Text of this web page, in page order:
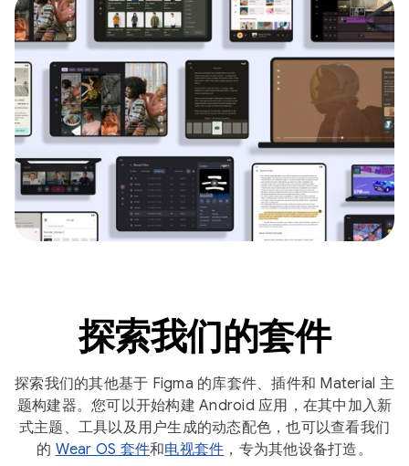
探索我们的套件
探索我们的其他基于 Figma 的库套件、插件和 Material 主
题构建器。您可以开始构建 Android 应用，在其中加入新
式主题、工具以及用户生成的动态配色，也可以查看我们
的 Wear OS 套件和电视套件 ，专为其他设备打造。